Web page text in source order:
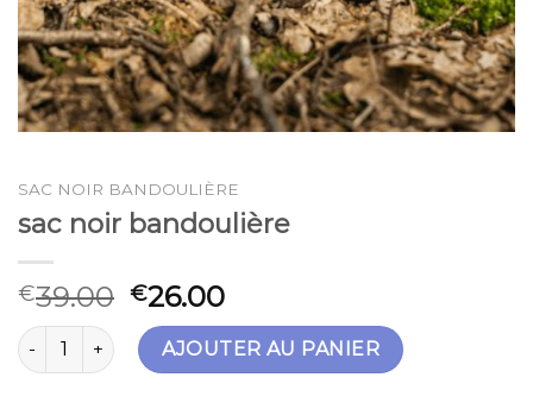
SAC NOIR BANDOULIÈRE
sac noir bandoulière
€39.00 €26.00
quantité de sac noir bandoulière
AJOUTER AU PANIER